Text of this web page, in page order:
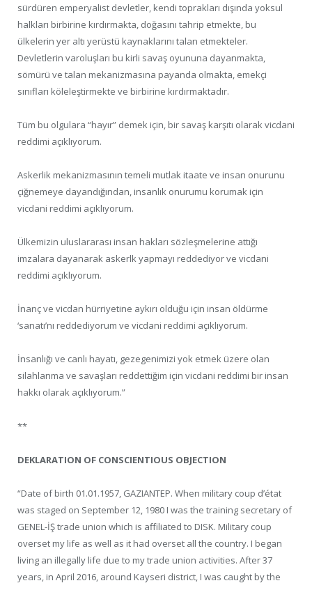
sürdüren emperyalist devletler, kendi toprakları dışında yoksul
halkları birbirine kırdırmakta, doğasını tahrip etmekte, bu
ülkelerin yer altı yerüstü kaynaklarını talan etmekteler.
Devletlerin varoluşları bu kirli savaş oyununa dayanmakta,
sömürü ve talan mekanizmasına payanda olmakta, emekçi
sınıfları köleleştirmekte ve birbirine kırdırmaktadır.
Tüm bu olgulara “hayır” demek için, bir savaş karşıtı olarak vicdani
reddimi açıklıyorum.
Askerlik mekanizmasının temeli mutlak itaate ve insan onurunu
çiğnemeye dayandığından, insanlık onurumu korumak için
vicdani reddimi açıklıyorum.
Ülkemizin uluslararası insan hakları sözleşmelerine attığı
imzalara dayanarak askerlk yapmayı reddediyor ve vicdani
reddimi açıklıyorum.
İnanç ve vicdan hürriyetine aykırı olduğu için insan öldürme
‘sanatı’nı reddediyorum ve vicdani reddimi açıklıyorum.
İnsanlığı ve canlı hayatı, gezegenimizi yok etmek üzere olan
silahlanma ve savaşları reddettiğim için vicdani reddimi bir insan
hakkı olarak açıklıyorum.”
**
DEKLARATION OF CONSCIENTIOUS OBJECTION
“Date of birth 01.01.1957, GAZIANTEP. When military coup d’état
was staged on September 12, 1980 I was the training secretary of
GENEL-İŞ trade union which is affiliated to DISK. Military coup
overset my life as well as it had overset all the country. I began
living an illegally life due to my trade union activities. After 37
years, in April 2016, around Kayseri district, I was caught by the